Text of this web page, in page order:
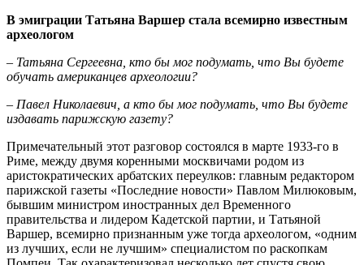
В эмиграции Татьяна Варшер стала всемирно известным
археологом
– Татьяна Сергеевна, кто бы мог подумать, что Вы будете
обучать американцев археологии?
– Павел Николаевич, а кто бы мог подумать, что Вы будете
издавать парижскую газету?
Примечательный этот разговор состоялся в марте 1933-го в
Риме, между двумя коренными москвичами родом из
аристократических арбатских переулков: главным редактором
парижской газеты «Последние новости» Павлом Милюковым,
бывшим министром иностранных дел Временного
правительства и лидером Кадетской партии, и Татьяной
Варшер, всемирно признанным уже тогда археологом, «одним
из лучших, если не лучшим» специалистом по раскопкам